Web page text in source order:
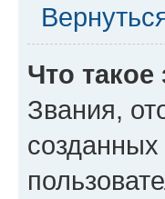
Что такое
Звания,